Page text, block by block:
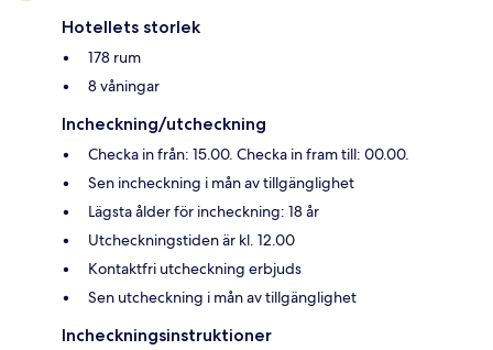
Hotellets storlek
178 rum
8 våningar
Incheckning/utcheckning
Checka in från: 15.00. Checka in fram till: 00.00.
Sen incheckning i mån av tillgänglighet
Lägsta ålder för incheckning: 18 år
Utcheckningstiden är kl. 12.00
Kontaktfri utcheckning erbjuds
Sen utcheckning i mån av tillgänglighet
Incheckningsinstruktioner